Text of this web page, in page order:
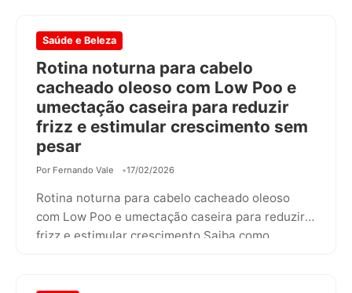
Saúde e Beleza
Rotina noturna para cabelo
cacheado oleoso com Low Poo e
umectação caseira para reduzir
frizz e estimular crescimento sem
pesar
Por Fernando Vale 17/02/2026
Rotina noturna para cabelo cacheado oleoso
com Low Poo e umectação caseira para reduzir
frizz e estimular crescimento Saiba como…